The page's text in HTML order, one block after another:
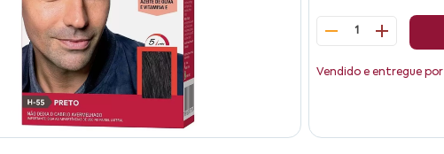
1
Vendido e entregue por